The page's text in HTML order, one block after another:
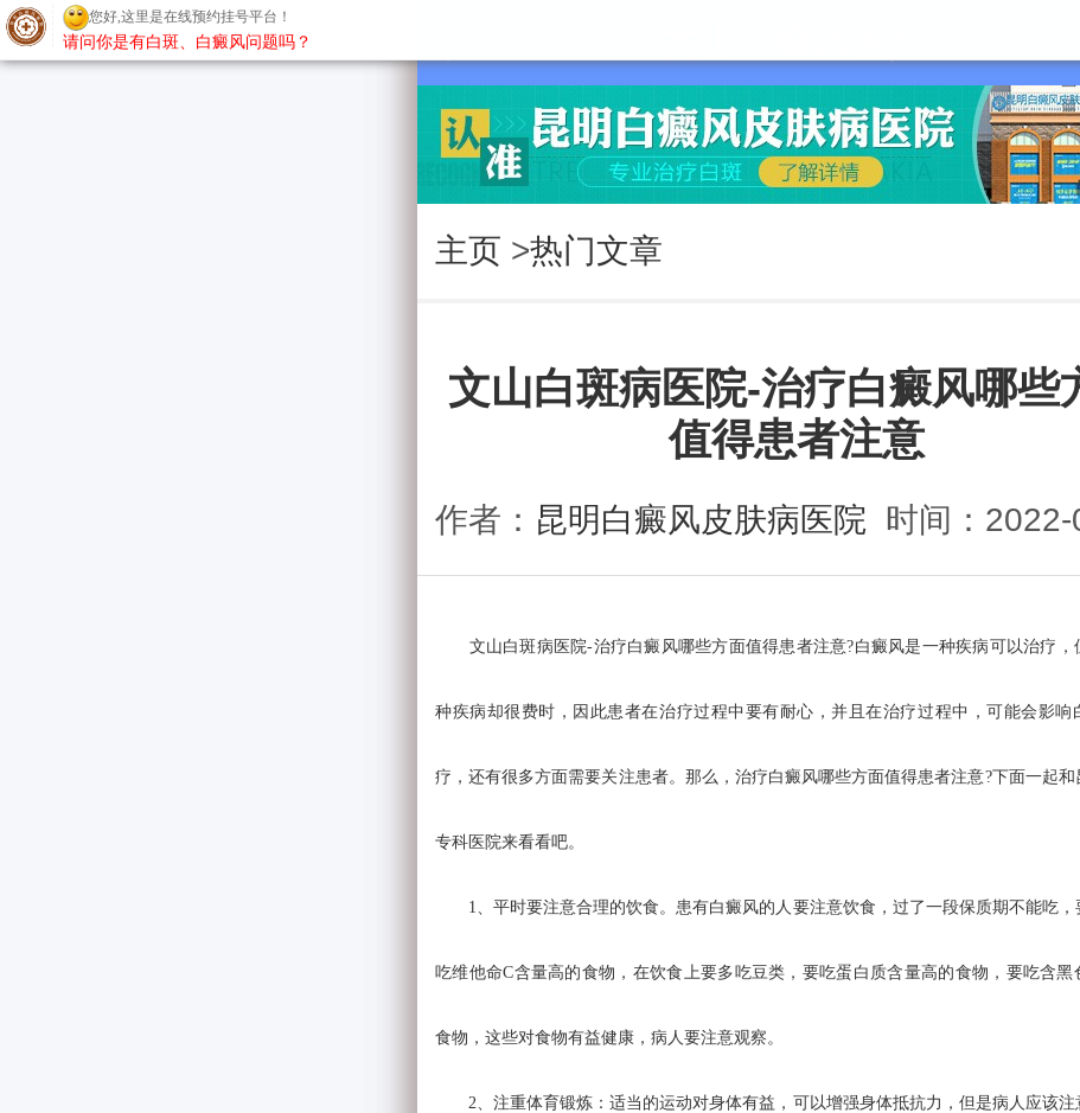
主页 >热门文章
文山白斑病医院-治疗白癜风哪些
值得患者注意
作者： 昆明白癜风皮肤病医院 时间：
文山白斑病医院-治疗白癜风哪些方面值得患者注意?白癜风是一种疾病可以治疗，
种疾病却很费时，因此患者在治疗过程中要有耐心，并且在治疗过程中，可能会影响
疗，还有很多方面需要关注患者。那么，治疗白癜风哪些方面值得患者注意?下面一起和
专科医院来看看吧。
1、平时要注意合理的饮食。患有白癜风的人要注意饮食，过了一段保质期不能吃，
吃维他命C含量高的食物，在饮食上要多吃豆类，要吃蛋白质含量高的食物，要吃含黑
食物，这些对食物有益健康，病人要注意观察。
2、注重体育锻炼：适当的运动对身体有益，可以增强身体抵抗力，但是病人应该注
您好,这里是在线预约挂号平台！
请问你是有白斑、白癜风问题吗？